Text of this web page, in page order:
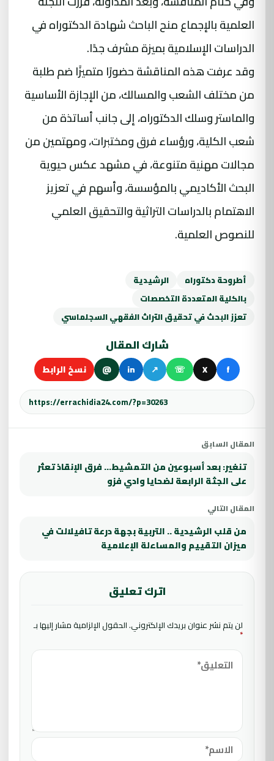
العلمية بالإجماع منح الباحث شهادة الدكتوراه في
الدراسات الإسلامية بميزة مشرف جدًا.
وقد عرفت هذه المناقشة حضورًا متميزًا ضم طلبة
من مختلف الشعب والمسالك، من الإجازة الأساسية
والماستر وسلك الدكتوراه، إلى جانب أساتذة من
شعب الكلية، ورؤساء فرق ومختبرات، ومهتمين من
مجالات مهنية متنوعة، في مشهد عكس حيوية
البحث الأكاديمي بالمؤسسة، وأسهم في تعزيز
الاهتمام بالدراسات التراثية والتحقيق العلمي
للنصوص العلمية.
أطروحة دكتوراه
الرشيدية
بالكلية المتعددة التخصصات
تعزز البحث في تحقيق التراث الفقهي السجلماسي
شارك المقال
f
X
☏
↗
in
@ نسخ الرابط
المقال السابق
تنغير: بعد أسبوعين من التمشيط… فرق الإنقاذ تعثر
على الجثة الرابعة لضحايا وادي فزو
المقال التالي
من قلب الرشيدية .. التربية بجهة درعة تافيلالت في
ميزان التقييم والمساءلة الإعلامية
اترك تعليق
لن يتم نشر عنوان بريدك الإلكتروني.الحقول الإلزامية مشار إليها بـ
*